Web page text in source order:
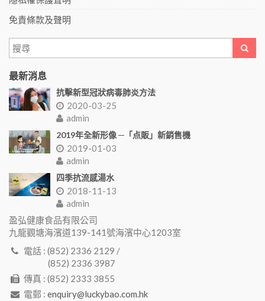
免責條款及聲明
最新消息
抗擊新型冠狀病毒肺炎方法
2020-03-25
admin
2019年全新形像 ─「点販」新銷售機
2019-01-03
admin
四季抗流感湯水
2018-11-13
admin
盈弘健康食品有限公司
九龍觀塘海濱道139-141號海濱中心1203室
電話 : (852) 2336 2129 /
(852) 2336 3987
傳真 : (852) 2333 3855
電郵 : enquiry@luckybao.com.hk